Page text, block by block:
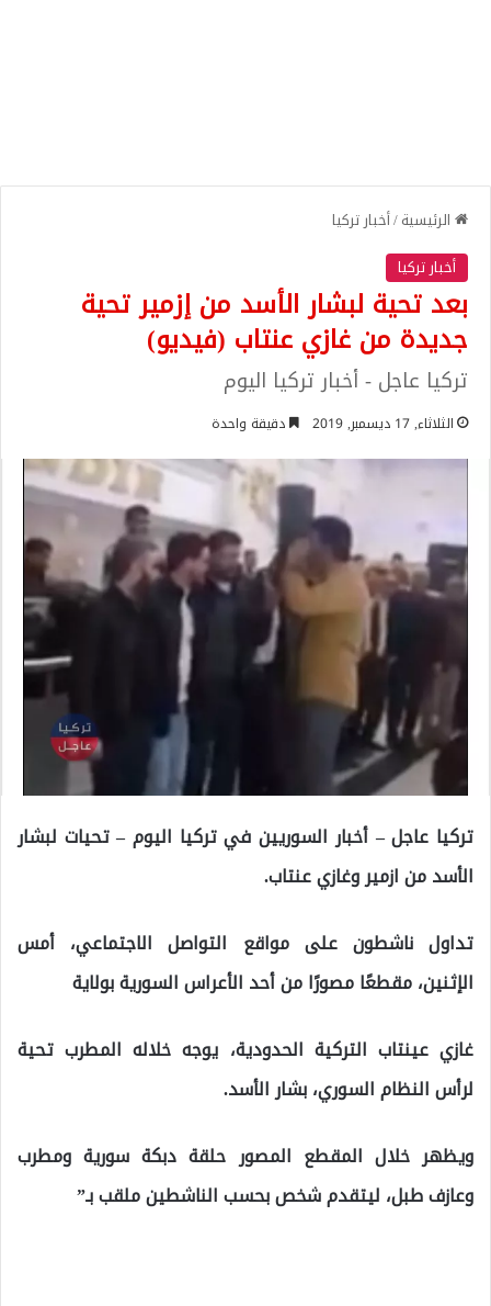
الرئيسية/أخبار تركيا
أخبار تركيا
بعد تحية لبشار الأسد من إزمير تحية
جديدة من غازي عنتاب (فيديو)
تركيا عاجل - أخبار تركيا اليوم
الثلاثاء, 17 ديسمبر, 2019 دقيقة واحدة
تركيا عاجل – أخبار السوريين في تركيا اليوم – تحيات لبشار
الأسد من ازمير وغازي عنتاب.
تداول ناشطون على مواقع التواصل الاجتماعي، أمس
الإثنين، مقطعًا مصورًا من أحد الأعراس السورية بولاية
غازي عينتاب التركية الحدودية، يوجه خلاله المطرب تحية
لرأس النظام السوري، بشار الأسد.
ويظهر خلال المقطع المصور حلقة دبكة سورية ومطرب
وعازف طبل، ليتقدم شخص بحسب الناشطين ملقب بـ”